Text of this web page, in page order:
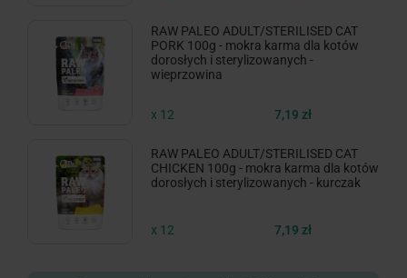
RAW PALEO ADULT/STERILISED CAT
PORK 100g - mokra karma dla kotów
dorosłych i sterylizowanych -
wieprzowina
x 12 7,19 zł
RAW PALEO ADULT/STERILISED CAT
CHICKEN 100g - mokra karma dla kotów
dorosłych i sterylizowanych - kurczak
x 12 7,19 zł